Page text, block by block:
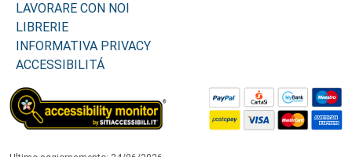
LAVORARE CON NOI
LIBRERIE
INFORMATIVA PRIVACY
ACCESSIBILITÁ